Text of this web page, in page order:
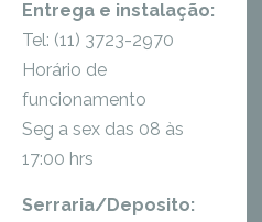
Entrega e instalação:
Tel: (11) 3723-2970
Horário de
funcionamento
Seg a sex das 08 às
17:00 hrs
Serraria/Deposito: